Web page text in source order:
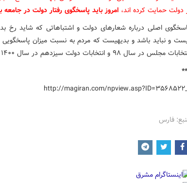
دولت حمایت کرده اند، امروز باید پاسخگوی رفتار دولت در جامعه
اصلی درباره شعارهای دولت و اشتباهاتی که شاید رخ
و نباید باشد و بدیهیست که مردم به نسبت میزان
مجلس در سال ۹۸ و انتخابات دولت سیزدهم در سال ۱۴۰۰ تصمیم خواهند گرفت.
فارس